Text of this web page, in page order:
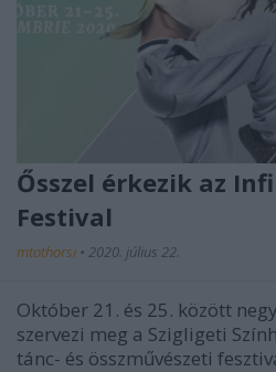
Ősszel érkezik az
Festival
mtothorsi • 2020. július 22.
Október 21. és 25. között
szervezi meg a Szigligeti
tánc- és összművészeti